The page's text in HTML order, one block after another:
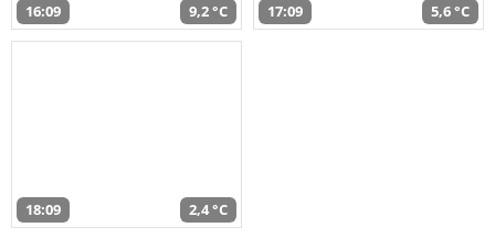
16:09 9,2 °C 17:09 5,6 °C
18:09 2,4 °C